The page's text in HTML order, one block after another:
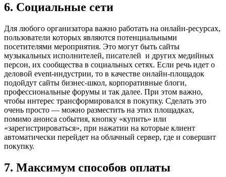
6. Социальные сети
Для любого организатора важно работать на онлайн-ресурсах,
пользователи которых являются потенциальными
посетителями мероприятия. Это могут быть сайты
музыкальных исполнителей, писателей и других медийных
персон, их сообщества в социальных сетях. Если речь идет о
деловой event-индустрии, то в качестве онлайн-площадок
подойдут сайты бизнес-школ, корпоративные блоги,
профессиональные форумы и так далее. При этом важно,
чтобы интерес трансформировался в покупку. Сделать это
очень просто — можно разместить на этих площадках,
помимо анонса события, кнопку «купить» или
«зарегистрироваться», при нажатии на которые клиент
автоматически перейдет на облачный сервер, где и совершит
покупку.
7. Максимум способов оплаты